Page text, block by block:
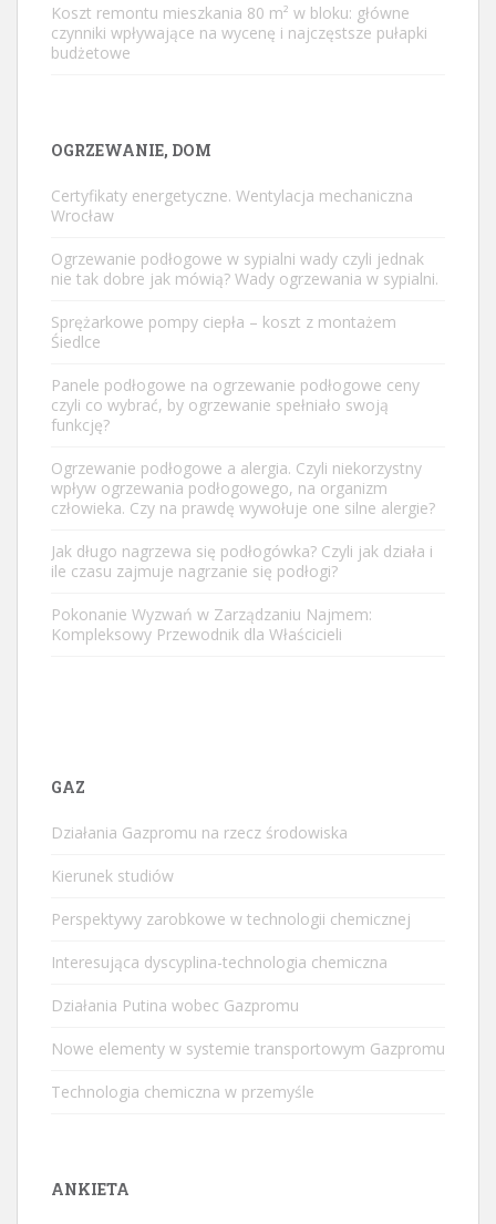
Koszt remontu mieszkania 80 m² w bloku: główne
czynniki wpływające na wycenę i najczęstsze pułapki
budżetowe
OGRZEWANIE, DOM
Certyfikaty energetyczne. Wentylacja mechaniczna
Wrocław
Ogrzewanie podłogowe w sypialni wady czyli jednak
nie tak dobre jak mówią? Wady ogrzewania w sypialni.
Sprężarkowe pompy ciepła – koszt z montażem
Śiedlce
Panele podłogowe na ogrzewanie podłogowe ceny
czyli co wybrać, by ogrzewanie spełniało swoją
funkcję?
Ogrzewanie podłogowe a alergia. Czyli niekorzystny
wpływ ogrzewania podłogowego, na organizm
człowieka. Czy na prawdę wywołuje one silne alergie?
Jak długo nagrzewa się podłogówka? Czyli jak działa i
ile czasu zajmuje nagrzanie się podłogi?
Pokonanie Wyzwań w Zarządzaniu Najmem:
Kompleksowy Przewodnik dla Właścicieli
GAZ
Działania Gazpromu na rzecz środowiska
Kierunek studiów
Perspektywy zarobkowe w technologii chemicznej
Interesująca dyscyplina-technologia chemiczna
Działania Putina wobec Gazpromu
Nowe elementy w systemie transportowym Gazpromu
Technologia chemiczna w przemyśle
ANKIETA